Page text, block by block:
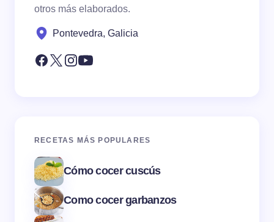
otros más elaborados.
Pontevedra, Galicia
RECETAS MÁS POPULARES
Cómo cocer cuscús
Como cocer garbanzos